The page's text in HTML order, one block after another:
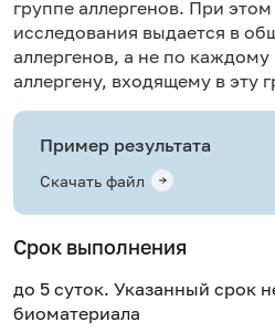
группе аллергенов. При этом
исследования выдается в
аллергенов, а не по
аллергену, входящему в эту
Пример результата
Скачать файл
Срок выполнения
до 5 суток. Указанный срок
биоматериала